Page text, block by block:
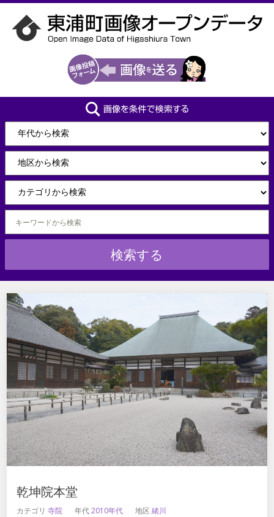
乾坤院本堂
カテゴリ寺院 年代2010年代 地区緒川